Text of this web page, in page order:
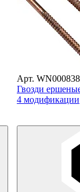
Арт.
Гвозди
4 модификации